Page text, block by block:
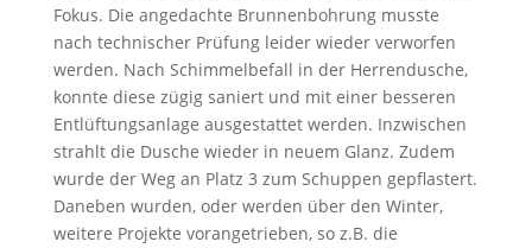
Fokus. Die angedachte Brunnenbohrung musste
nach technischer Prüfung leider wieder verworfen
werden. Nach Schimmelbefall in der Herrendusche,
konnte diese zügig saniert und mit einer besseren
Entlüftungsanlage ausgestattet werden. Inzwischen
strahlt die Dusche wieder in neuem Glanz. Zudem
wurde der Weg an Platz 3 zum Schuppen gepflastert.
Daneben wurden, oder werden über den Winter,
weitere Projekte vorangetrieben, so z.B. die